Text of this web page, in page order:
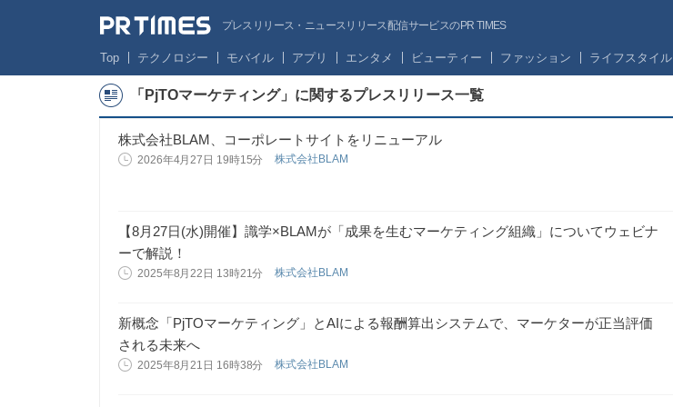
プレスリリース・ニュースリリース配信サービスのPR TIMES
Top テクノロジー モバイル アプリ エンタメ ビューティー ファッション ライフスタイル
「PjTOマーケティング」に関するプレスリリース一覧
株式会社BLAM、コーポレートサイトをリニューアル
2026年4月27日 19時15分 株式会社BLAM
【8月27日(水)開催】識学×BLAMが「成果を生むマーケティング組織」についてウェビナ
ーで解説！
2025年8月22日 13時21分 株式会社BLAM
新概念「PjTOマーケティング」とAIによる報酬算出システムで、マーケターが正当評価
される未来へ
2025年8月21日 16時38分 株式会社BLAM